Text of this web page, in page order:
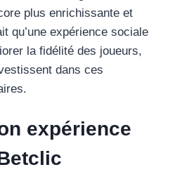
plus enrichissante et
qu’une expérience sociale
la fidélité des joueurs,
dans ces
expérience